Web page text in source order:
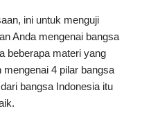
ini untuk menguji
Anda mengenai bangsa
beberapa materi yang
mengenai 4 pilar bangsa
bangsa Indonesia itu